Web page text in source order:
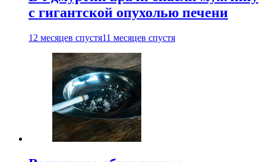
с гигантской опухолью печени
12 месяцев спустя11 месяцев спустя